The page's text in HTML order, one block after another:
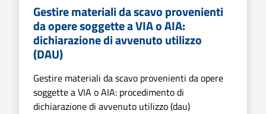
Gestire materiali da scavo provenienti
da opere soggette a VIA o AIA:
dichiarazione di avvenuto utilizzo
(DAU)
Gestire materiali da scavo provenienti da opere
soggette a VIA o AIA: procedimento di
dichiarazione di avvenuto utilizzo (dau)